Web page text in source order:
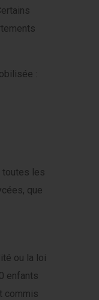
:
toutes les
que
ou la loi
enfants
commis